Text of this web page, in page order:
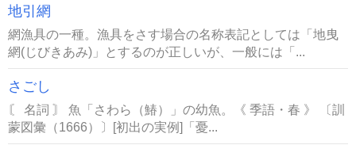
地引網
網漁具の一種。漁具をさす場合の名称表記としては「地曳
網(じびきあみ)」とするのが正しいが、一般には「...
さごし
〘 名詞 〙 魚「さわら（鰆）」の幼魚。《 季語・春 》 〔訓
蒙図彙（1666）〕[初出の実例]「憂...